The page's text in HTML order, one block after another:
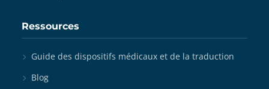
Ressources
Guide des dispositifs médicaux et de la traduction
Blog